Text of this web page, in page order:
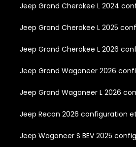
Jeep Grand Cherokee L 2024
Jeep Grand Cherokee L 2025
Jeep Grand Cherokee L 2026
Jeep Grand Wagoneer 2026
Jeep Grand Wagoneer L 2026
Jeep Recon 2026 configuration
Jeep Wagoneer S BEV 2025